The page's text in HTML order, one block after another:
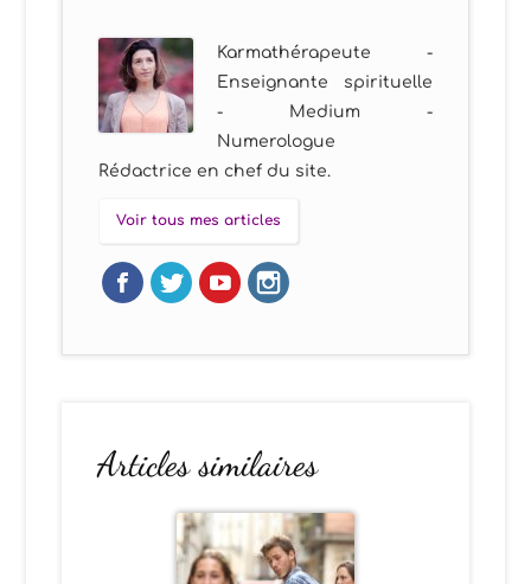
Karmathérapeute -
Enseignante spirituelle
- Medium -
Numerologue
Rédactrice en chef du site.
Voir tous mes articles
Articles similaires